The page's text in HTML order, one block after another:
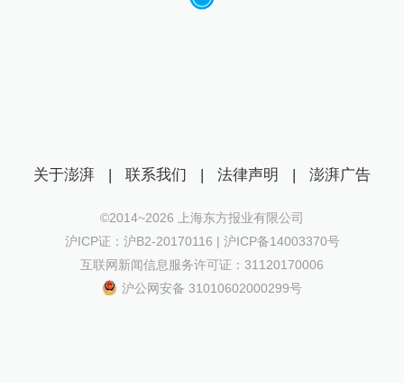
关于澎湃 | 联系我们 | 法律声明 | 澎湃广告
©2014~2026 上海东方报业有限公司
沪ICP证：沪B2-20170116 | 沪ICP备14003370号
互联网新闻信息服务许可证：31120170006
沪公网安备 31010602000299号